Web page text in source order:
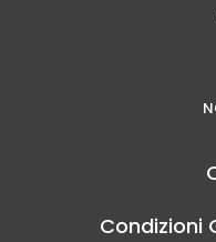
Condizioni